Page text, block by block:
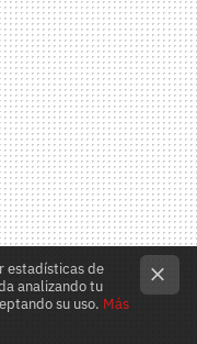
estadísticas de
analizando tu
su uso. Más